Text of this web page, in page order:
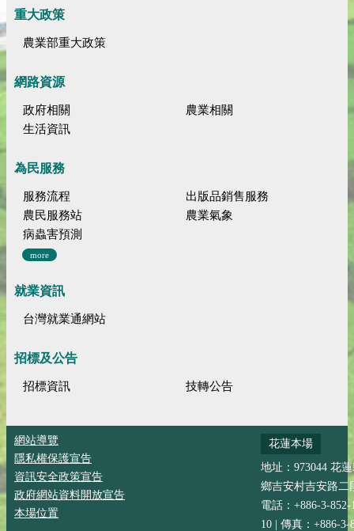
重大政策
農業部重大政策
網路資源
政府相關
農業相關
生活資訊
為民服務
服務流程
出版品銷售服務
農民服務站
農業氣象
病蟲害預測
more
就業資訊
台灣就業通網站
招標及公告
招標資訊 技轉公告
網站導覽
隱私權保護宣告
資訊安全政策宣告
政府網站資料開放宣告
本場位置
花蓮本場
地址：973044 花
鄉吉安村吉安路二
電話：+886-3-852-
10 | 傳真：+886-3-